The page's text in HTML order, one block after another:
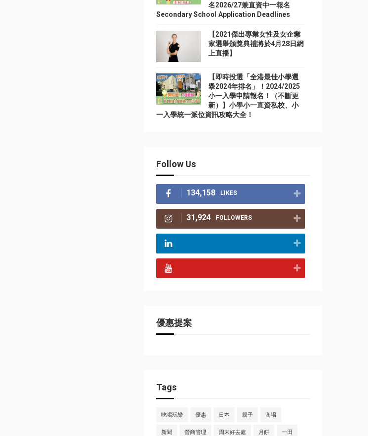
名2026/27兼直資中一報名
Secondary School Application Deadlines
【2021傑出專業女性及女企業
家選舉頒獎典禮將於4月28日網
上直播】
【即時投選「全港最佳小學選
擧2024年排名」！2024/2025
小一入學申請報名！（不斷更
新）】小學小一直資私校、小
一入學統一派位資訊攻略大全！
Follow Us
134,158 LIKES
31,924 FOLLOWERS
優惠提案
Tags
吃喝玩樂 優惠 日本 親子 商場
新聞 營商管理 周末好去處 月餅 一田